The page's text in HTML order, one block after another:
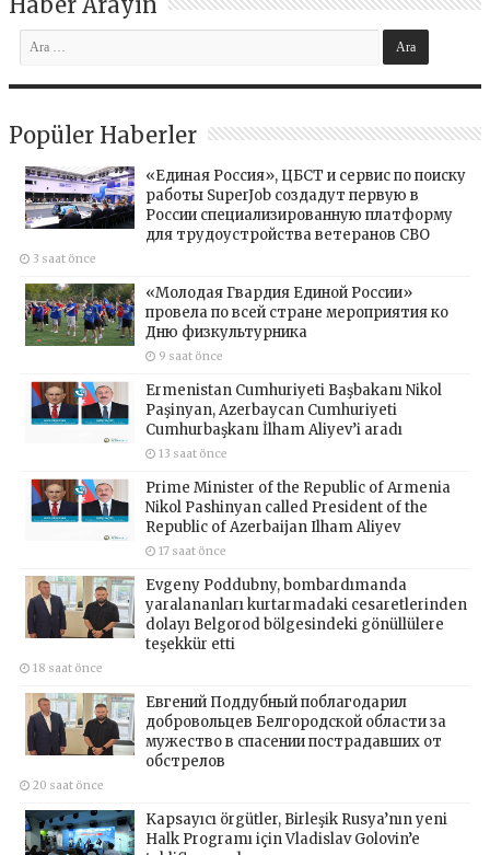
Popüler Haberler
«Единая Россия», ЦБСТ и сервис по поиску
работы SuperJob создадут первую в
России специализированную платформу
для трудоустройства ветеранов СВО
3 saat önce
«Молодая Гвардия Единой России»
провела по всей стране мероприятия ко
Дню физкультурника
9 saat önce
Ermenistan Cumhuriyeti Başbakanı Nikol
Paşinyan, Azerbaycan Cumhuriyeti
Cumhurbaşkanı İlham Aliyev’i aradı
13 saat önce
Prime Minister of the Republic of Armenia
Nikol Pashinyan called President of the
Republic of Azerbaijan Ilham Aliyev
17 saat önce
Evgeny Poddubny, bombardımanda
yaralananları kurtarmadaki cesaretlerinden
dolayı Belgorod bölgesindeki gönüllülere
teşekkür etti
18 saat önce
Евгений Поддубный поблагодарил
добровольцев Белгородской области за
мужество в спасении пострадавших от
обстрелов
20 saat önce
Kapsayıcı örgütler, Birleşik Rusya’nın yeni
Halk Programı için Vladislav Golovin’e